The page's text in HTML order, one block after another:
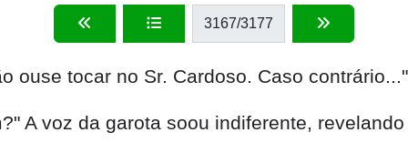
3167/3177
ouse tocar no Sr. Cardoso. Caso contrário..."
A voz da garota soou indiferente,